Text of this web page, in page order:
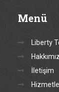
Menü
Liberty
İletişim